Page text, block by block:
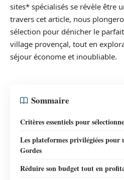
sites* spécialisés se révèle être
travers cet article, nous
sélection pour dénicher le
village provençal, tout en
séjour économe et inoubliable.
Sommaire
Critères essentiels pour
Les plateformes privilégiées
Gordes
Réduire son budget tout en